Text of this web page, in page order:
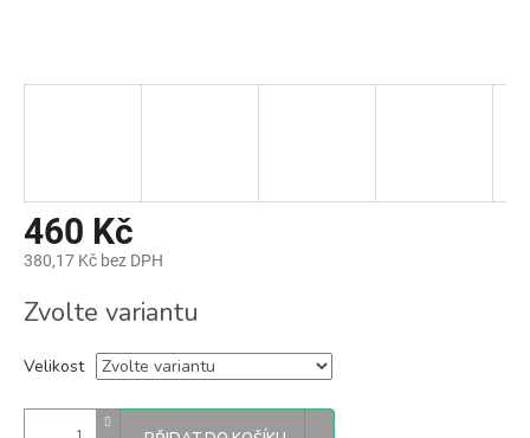
460 Kč
380,17 Kč bez DPH
cena:
Zvolte variantu
Velikost